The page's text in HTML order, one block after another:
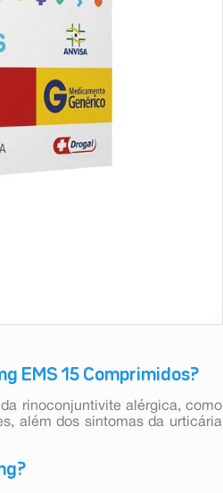
EMS 15 Comprimidos?
rinoconjuntivite alérgica, como
além dos sintomas da urticária